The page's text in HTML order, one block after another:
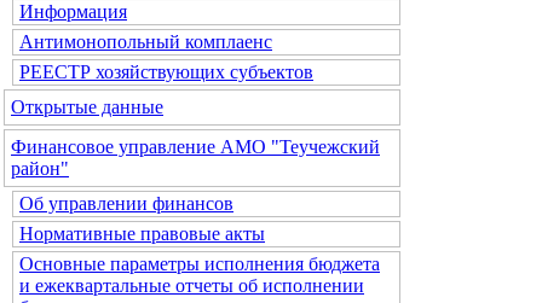
Информация
Антимонопольный комплаенс
РЕЕСТР хозяйствующих субъектов
Открытые данные
Финансовое управление АМО "Теучежский
район"
Об управлении финансов
Нормативные правовые акты
Основные параметры исполнения бюджета
и ежеквартальные отчеты об исполнении